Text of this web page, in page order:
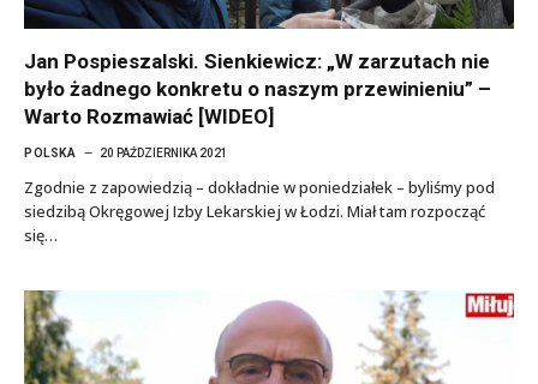
Jan Pospieszalski. Sienkiewicz: „W zarzutach nie
było żadnego konkretu o naszym przewinieniu” –
Warto Rozmawiać [WIDEO]
POLSKA 20 PAŹDZIERNIKA 2021
Zgodnie z zapowiedzią – dokładnie w poniedziałek – byliśmy pod
siedzibą Okręgowej Izby Lekarskiej w Łodzi. Miał tam rozpocząć
się…